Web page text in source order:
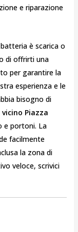
e riparazione
è scarica o
di offrirti una
per garantire la
esperienza e le
bisogno di
Piazza
e portoni. La
facilmente
la zona di
veloce, scrivici